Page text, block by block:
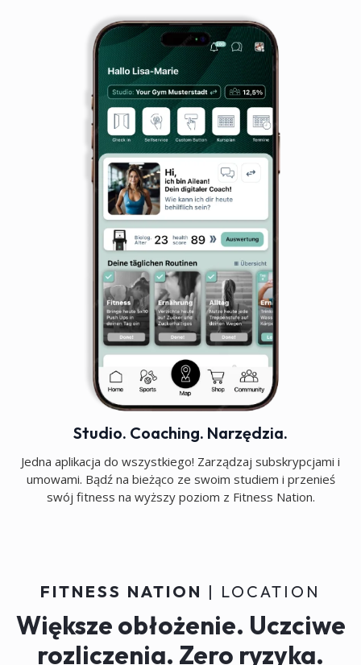
Studio. Coaching. Narzędzia.
Jedna aplikacja do wszystkiego! Zarządzaj subskrypcjami i
umowami. Bądź na bieżąco ze swoim studiem i przenieś
swój fitness na wyższy poziom z Fitness Nation.
FITNESS NATION | LOCATION
Większe obłożenie. Uczciwe
rozliczenia. Zero ryzyka.